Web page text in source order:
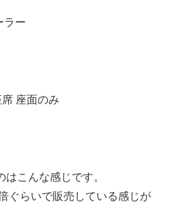
ラー
座面のみ
こんな感じです。
ぐらいで販売している感じが